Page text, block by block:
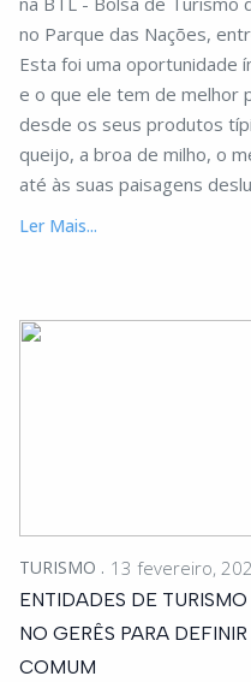
no Parque das Nações,
Esta foi uma oportunidade
e o que ele tem de melhor
desde os seus produtos
queijo, a broa de milho, o
até às suas paisagens
Ler Mais...
TURISMO 13 fevereiro,
ENTIDADES DE
NO GERÊS PARA
COMUM